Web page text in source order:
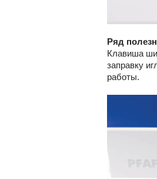
Ряд
Клавиша
заправку
работы.